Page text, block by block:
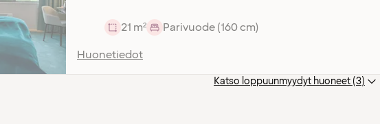
21 m²
Parivuode (160 cm)
Huonetiedot
Katso loppuunmyydyt huoneet (3)